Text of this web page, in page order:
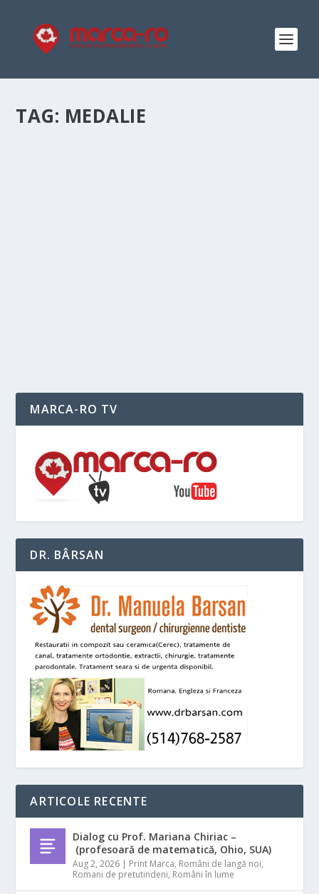
TAG: MEDALIE
MARCA-RO TV
DR. BÂRSAN
ARTICOLE RECENTE
Dialog cu Prof. Mariana Chiriac –
(profesoară de matematică, Ohio, SUA)
Aug 2, 2026 | Print Marca, Români de langă noi,
Romani de pretutindeni, Români în lume